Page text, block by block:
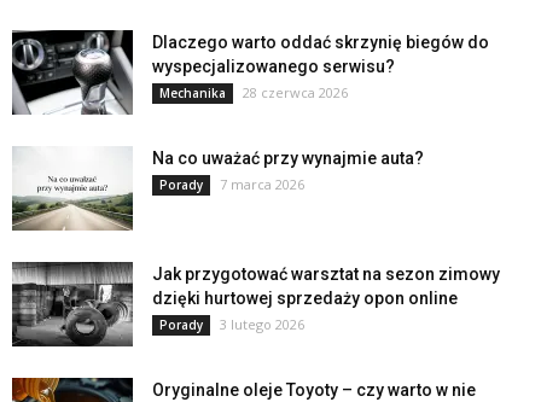
Dlaczego warto oddać skrzynię biegów do
wyspecjalizowanego serwisu?
Mechanika 28 czerwca 2026
Na co uważać przy wynajmie auta?
Porady 7 marca 2026
Jak przygotować warsztat na sezon zimowy
dzięki hurtowej sprzedaży opon online
Porady 3 lutego 2026
Oryginalne oleje Toyoty – czy warto w nie